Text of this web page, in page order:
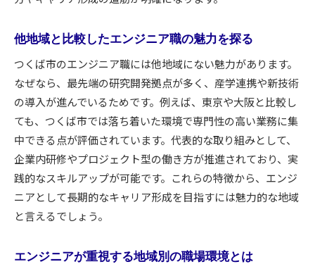
他地域と比較したエンジニア職の魅力を探る
つくば市のエンジニア職には他地域にない魅力があります。
なぜなら、最先端の研究開発拠点が多く、産学連携や新技術
の導入が進んでいるためです。例えば、東京や大阪と比較し
ても、つくば市では落ち着いた環境で専門性の高い業務に集
中できる点が評価されています。代表的な取り組みとして、
企業内研修やプロジェクト型の働き方が推進されており、実
践的なスキルアップが可能です。これらの特徴から、エンジ
ニアとして長期的なキャリア形成を目指すには魅力的な地域
と言えるでしょう。
エンジニアが重視する地域別の職場環境とは